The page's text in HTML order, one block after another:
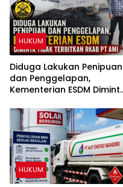
HUKUM
Diduga Lakukan Penipuan
dan Penggelapan,
Kementerian ESDM
AMI
HUKUM